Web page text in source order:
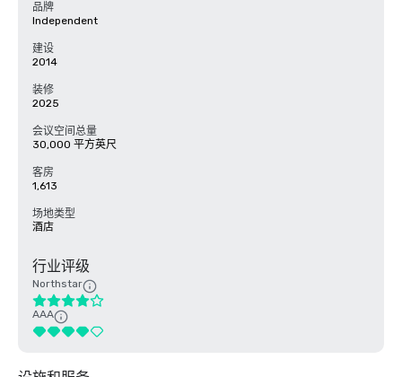
品牌
Independent
建设
2014
装修
2025
会议空间总量
30,000 平方英尺
客房
1,613
场地类型
酒店
行业评级
Northstar
AAA